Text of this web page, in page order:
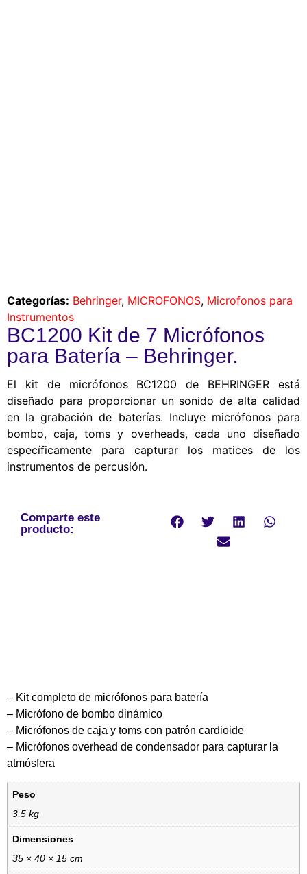
Categorías: Behringer, MICROFONOS, Microfonos para
Instrumentos
BC1200 Kit de 7 Micrófonos
para Batería – Behringer.
El kit de micrófonos BC1200 de BEHRINGER está
diseñado para proporcionar un sonido de alta calidad
en la grabación de baterías. Incluye micrófonos para
bombo, caja, toms y overheads, cada uno diseñado
específicamente para capturar los matices de los
instrumentos de percusión.
Comparte este
producto:
– Kit completo de micrófonos para batería
– Micrófono de bombo dinámico
– Micrófonos de caja y toms con patrón cardioide
– Micrófonos overhead de condensador para capturar la
atmósfera
Peso
3,5 kg
Dimensiones
35 × 40 × 15 cm